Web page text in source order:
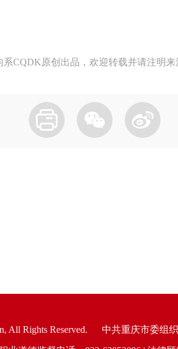
CQDK原创出品，欢迎转载并请注明
All Rights Reserved. 中共重庆市委组